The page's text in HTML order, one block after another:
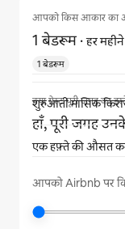
आपको किस आकार का
1 बेडरूम ·हर महीने
क्या गेस्ट पूरी जगह का
हाँ, पूरी जगह
आपको Airbnb पर
1 बेडरूम
शुरुआती मासिक
एक हफ़्ते की औसत